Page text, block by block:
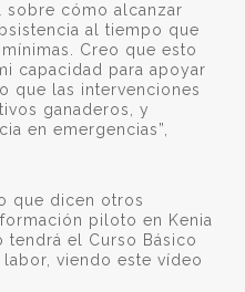
sobre cómo alcanzar
al tiempo que
Creo que esto
capacidad para apoyar
que las intervenciones
ganaderos, y
en emergencias”,
que dicen otros
piloto en Kenia
el Curso Básico
labor, viendo este vídeo